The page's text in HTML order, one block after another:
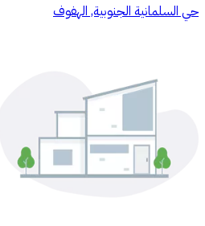
حي السلمانية الجنوبية, الهفوف